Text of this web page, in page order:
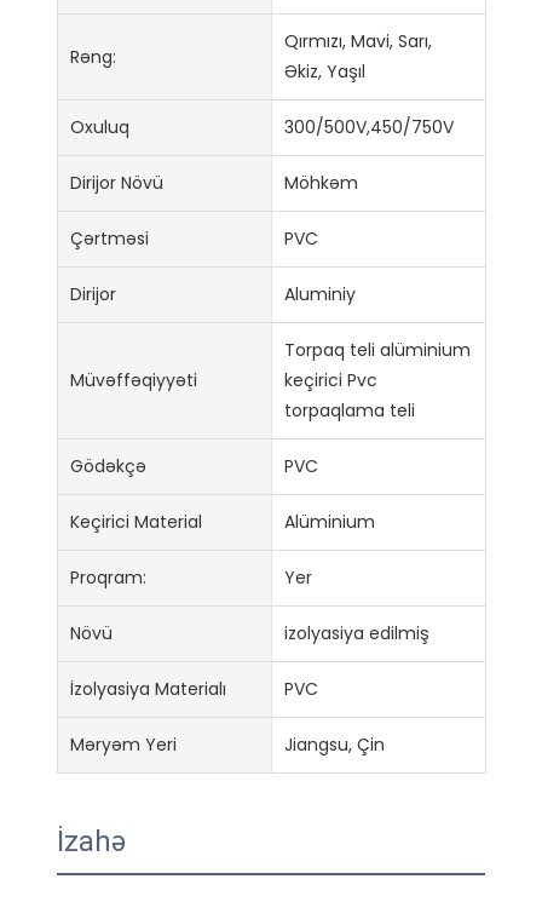
Rəng:
Qırmızı, Mavi, Sarı,
Əkiz, Yaşıl
Oxuluq 300/500V,450/750V
Dirijor Növü Möhkəm
Çərtməsi PVC
Dirijor Aluminiy
Müvəffəqiyyəti
Torpaq teli alüminium
keçirici Pvc
torpaqlama teli
Gödəkçə PVC
Keçirici Material Alüminium
Proqram: Yer
Növü izolyasiya edilmiş
İzolyasiya Materialı PVC
Məryəm Yeri Jiangsu, Çin
İzahə